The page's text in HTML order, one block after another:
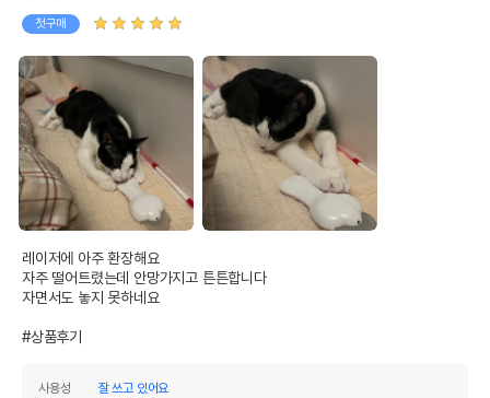
첫구매
레이저에 아주 환장해요
자주 떨어트렸는데 안망가지고 튼튼합니다
자면서도 놓지 못하네요
#상품후기
사용성
잘 쓰고 있어요